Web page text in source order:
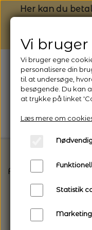
Her kan du
Forside
Vi bruger
Vi bruger egne
personalisere din
til at undersøge,
besøgende. Du kan
at trykke på linket
Læs mere om
Statistik